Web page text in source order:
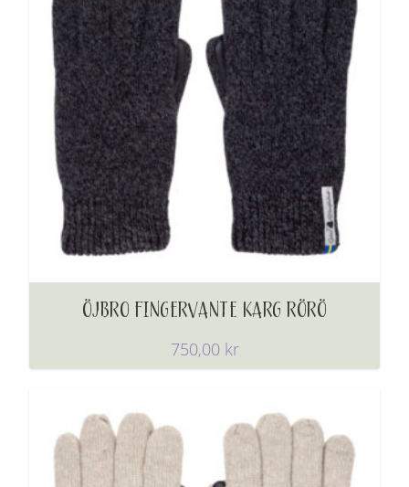
ÖJBRO FINGERVANTE KARG RÖRÖ
750,00 kr